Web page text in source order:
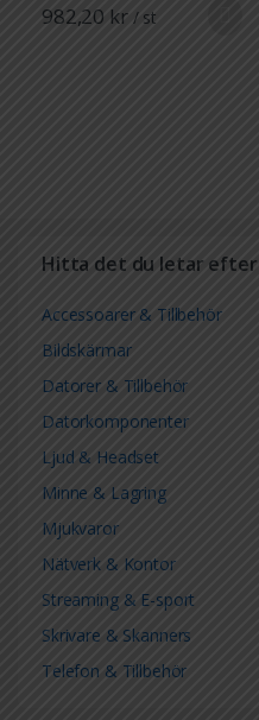
982,20 kr / st
Hitta det du letar efter
Accessoarer & Tillbehör
Bildskärmar
Datorer & Tillbehör
Datorkomponenter
Ljud & Headset
Minne & Lagring
Mjukvaror
Nätverk & Kontor
Streaming & E-sport
Skrivare & Skanners
Telefon & Tillbehör